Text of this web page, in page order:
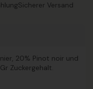
Sicherer Versand
20% Pinot noir und
Zuckergehalt.